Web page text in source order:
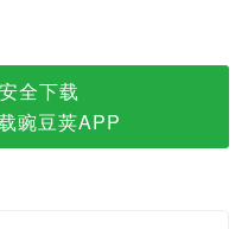
安全下载
豌豆荚APP